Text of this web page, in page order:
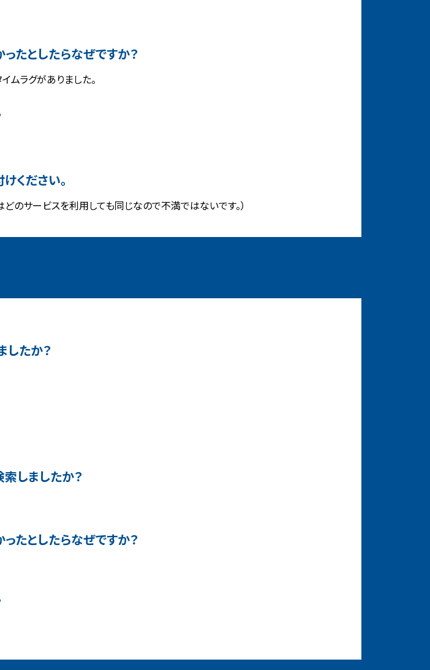
たとしたらなぜですか？
ムラグがありました。
ください。
のサービスを利用しても同じなので不満ではないです。）
したか？
しましたか？
たとしたらなぜですか？